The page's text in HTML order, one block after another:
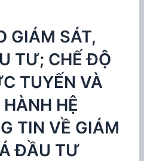
GIÁM SÁT,
TƯ; CHẾ ĐỘ
TUYẾN VÀ
HỆ
TIN VỀ GIÁM
ĐẦU TƯ